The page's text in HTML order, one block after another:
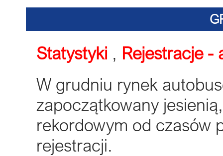
Statystyki , Rejestracje -
W grudniu rynek
zapoczątkowany
rekordowym od czasów
rejestracji.